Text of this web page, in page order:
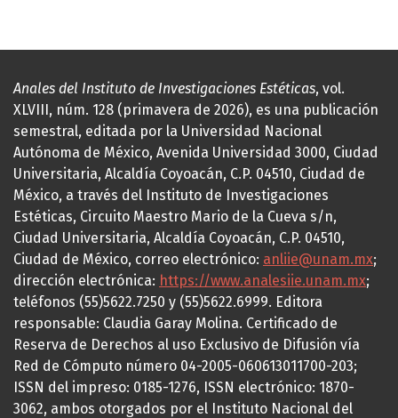
Anales del Instituto de Investigaciones Estéticas, vol.
XLVIII, núm. 128 (primavera de 2026), es una publicación
semestral, editada por la Universidad Nacional
Autónoma de México, Avenida Universidad 3000, Ciudad
Universitaria, Alcaldía Coyoacán, C.P. 04510, Ciudad de
México, a través del Instituto de Investigaciones
Estéticas, Circuito Maestro Mario de la Cueva s/n,
Ciudad Universitaria, Alcaldía Coyoacán, C.P. 04510,
Ciudad de México, correo electrónico: anliie@unam.mx;
dirección electrónica: https://www.analesiie.unam.mx;
teléfonos (55)5622.7250 y (55)5622.6999. Editora
responsable: Claudia Garay Molina. Certificado de
Reserva de Derechos al uso Exclusivo de Difusión vía
Red de Cómputo número 04-2005-060613011700-203;
ISSN del impreso: 0185-1276, ISSN electrónico: 1870-
3062, ambos otorgados por el Instituto Nacional del